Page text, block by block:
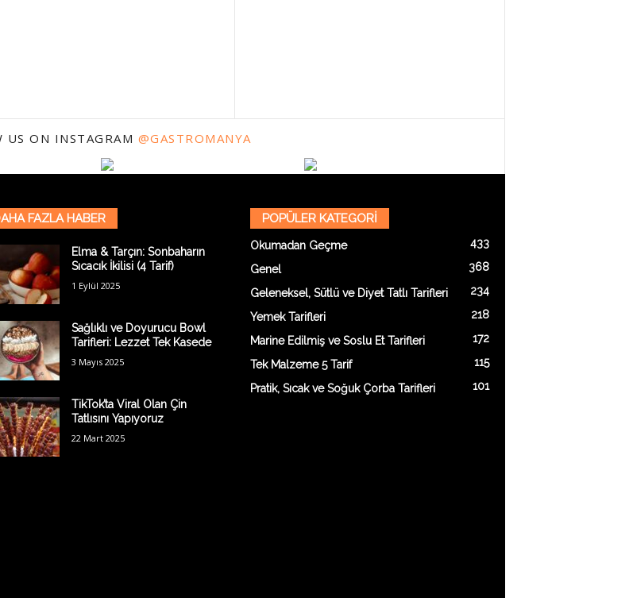
US ON INSTAGRAM @GASTROMANYA
FAZLA HABER
Elma & Tarçın: Sonbaharın
Sıcacık İkilisi (4 Tarif)
1 Eylül 2025
Sağlıklı ve Doyurucu Bowl
Tarifleri: Lezzet Tek Kasede
3 Mayıs 2025
TikTok’ta Viral Olan Çin
Tatlısını Yapıyoruz
22 Mart 2025
POPÜLER KATEGORİ
Okumadan Geçme 433
Genel 368
Geleneksel, Sütlü ve Diyet Tatlı Tarifleri 234
Yemek Tarifleri 218
Marine Edilmiş ve Soslu Et Tarifleri 172
Tek Malzeme 5 Tarif 115
Pratik, Sıcak ve Soğuk Çorba Tarifleri 101